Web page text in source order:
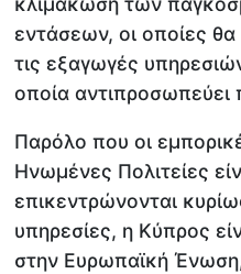
εντάσεων, οι οποίες
τις εξαγωγές
οποία αντιπροσωπεύει
Παρόλο που οι
Ηνωμένες Πολιτείες
επικεντρώνονται
υπηρεσίες, η Κύπρος
στην Ευρωπαϊκή